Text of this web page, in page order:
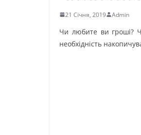
21 Січня, 2019 Admin
Чи любите ви гроші?
необхідність